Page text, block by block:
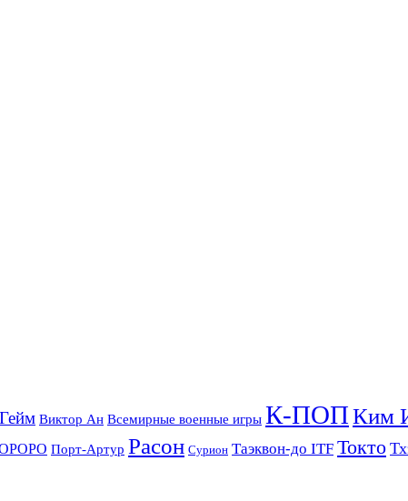
Виктор Ан Всемирные военные игры К-ПОПКим
Порт-Артур Расон Сурион Таэквон-до ITF Токто